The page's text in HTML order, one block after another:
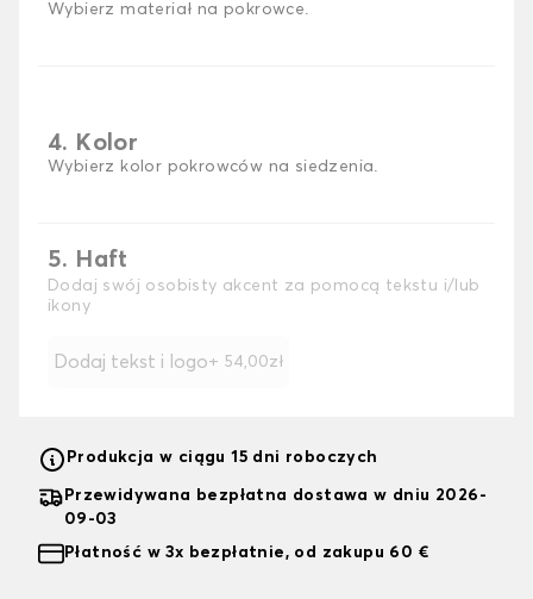
Wybierz materiał na pokrowce.
4. Kolor
Wybierz kolor pokrowców na siedzenia.
5. Haft
Dodaj swój osobisty akcent za pomocą tekstu i/lub
ikony
Dodaj tekst i logo + 54,00zł
Produkcja w ciągu 15 dni roboczych
Przewidywana bezpłatna dostawa w dniu 2026-
09-03
Płatność w 3x bezpłatnie, od zakupu 60 €